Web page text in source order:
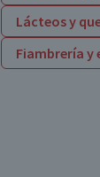
Lácteos y
Fiambrería y